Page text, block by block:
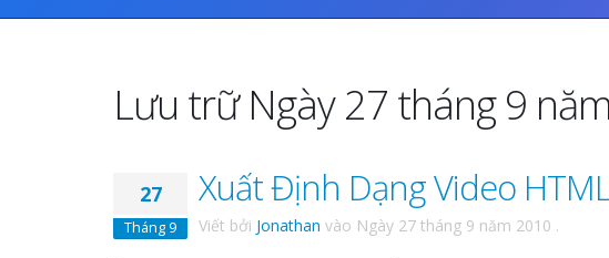
Lưu trữ Ngày 27 tháng 9
27
Tháng 9
Xuất Định Dạng Video
Viết bởi Jonathan vào Ngày 27 tháng 9 năm 2010 .